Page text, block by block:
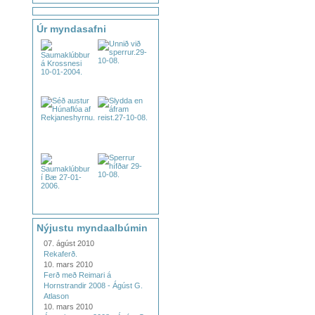
Úr myndasafni
Nýjustu myndaalbúmin
07. ágúst 2010
Rekaferð.
10. mars 2010
Ferð með Reimari á
Hornstrandir 2008 - Ágúst G.
Atlason
10. mars 2010